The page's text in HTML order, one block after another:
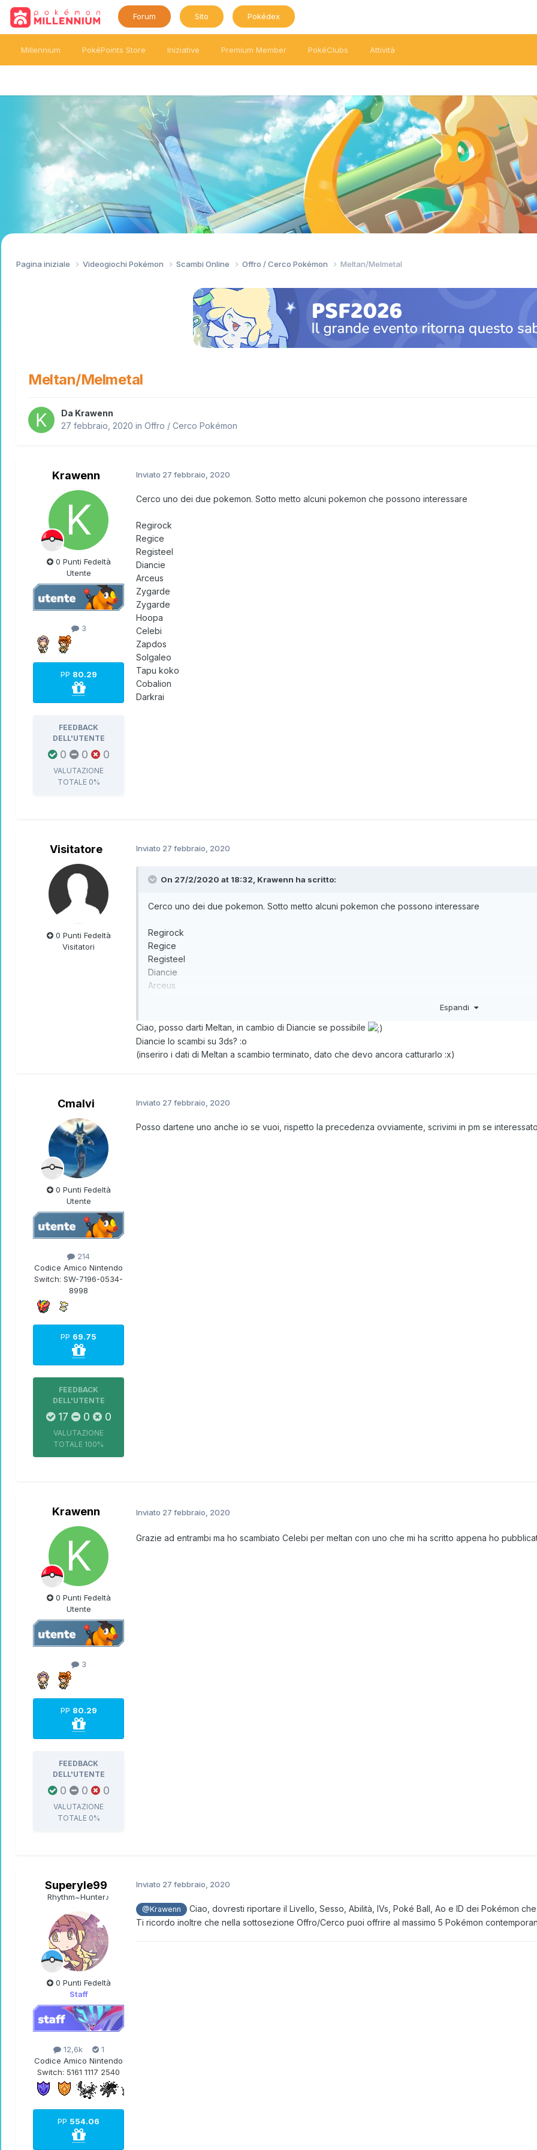
Forum Sito Pokédex
Millennium PokéPoints Store Iniziative Premium Member PokéClubs Attività
Pagina iniziale Videogiochi Pokémon Scambi Online Offro / Cerco Pokémon Meltan/Melmetal
Meltan/Melmetal
Da Krawenn
27 febbraio, 2020 in Offro / Cerco Pokémon
Krawenn
0 Punti Fedeltà
Utente
3
PP 80.29
FEEDBACK
DELL'UTENTE
0 0 0
VALUTAZIONE
TOTALE 0%
Inviato 27 febbraio, 2020
Cerco uno dei due pokemon. Sotto metto alcuni pokemon che possono interessare
Regirock
Regice
Registeel
Diancie
Arceus
Zygarde
Zygarde
Hoopa
Celebi
Zapdos
Solgaleo
Tapu koko
Cobalion
Darkrai
Visitatore
0 Punti Fedeltà
Visitatori
Inviato 27 febbraio, 2020
On 27/2/2020 at 18:32, Krawenn ha scritto:
Cerco uno dei due pokemon. Sotto metto alcuni pokemon che possono interessare
Regirock
Regice
Registeel
Diancie
Arceus
Hoopa
Celebi
Zapdos
Darkrai
Espandi
Ciao, posso darti Meltan, in cambio di Diancie se possibile
Diancie lo scambi su 3ds? :o
(inseriro i dati di Meltan a scambio terminato, dato che devo ancora catturarlo :x)
Cmalvi
0 Punti Fedeltà
Utente
214
Codice Amico Nintendo
Switch: SW-7196-0534-
8998
PP 69.75
FEEDBACK
DELL'UTENTE
17 0 0
VALUTAZIONE
TOTALE 100%
Inviato 27 febbraio, 2020
Posso dartene uno anche io se vuoi, rispetto la precedenza ovviamente, scrivimi in pm se
Krawenn
0 Punti Fedeltà
Utente
3
PP 80.29
FEEDBACK
DELL'UTENTE
0 0 0
VALUTAZIONE
TOTALE 0%
Inviato 27 febbraio, 2020
Grazie ad entrambi ma ho scambiato Celebi per meltan con uno che mi ha scritto appena ho
Superyle99
Rhythm~Hunter♪
0 Punti Fedeltà
Staff
12,6k
1
Codice Amico Nintendo
Switch: 5161 1117 2540
PP 554.06
Inviato 27 febbraio, 2020
@Krawenn
Ciao, dovresti riportare il Livello, Sesso, Abilità, IVs, Poké Ball, Ao e ID dei Pokémon
Ti ricordo inoltre che nella sottosezione Offro/Cerco puoi offrire al massimo 5 Pokémon